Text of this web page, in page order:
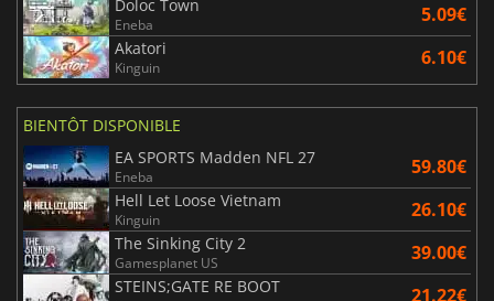
Doloc Town
Eneba 5.09€
Akatori
Kinguin 6.10€
BIENTÔT DISPONIBLE
EA SPORTS Madden NFL 27
Eneba 59.80€
Hell Let Loose Vietnam
Kinguin 26.10€
The Sinking City 2
Gamesplanet US 39.00€
STEINS;GATE RE BOOT 21.22€